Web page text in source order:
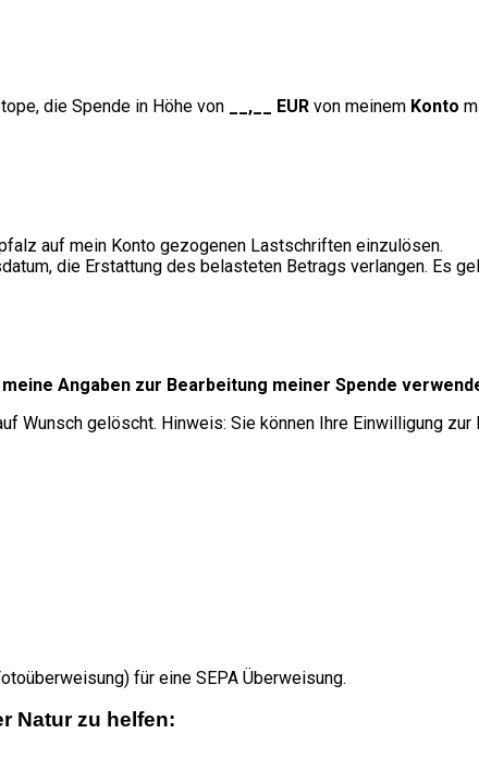
die Spende in Höhe von __,__ EUR von meinem Konto
auf mein Konto gezogenen Lastschriften einzulösen.
die Erstattung des belasteten Betrags verlangen. Es
Angaben zur Bearbeitung meiner Spende
Wunsch gelöscht. Hinweis: Sie können Ihre Einwilligung zur
für eine SEPA Überweisung.
Natur zu helfen: